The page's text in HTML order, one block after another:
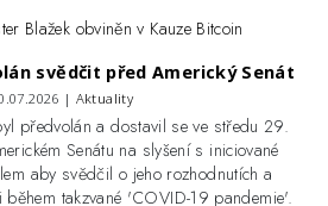
Blažek obviněn v Kauze Bitcoin
svědčit před Americký Senát
| Aktuality
předvolán a dostavil se ve středu 29.
Senátu na slyšení s iniciované
aby svědčil o jeho rozhodnutích a
takzvané 'COVID-19 pandemie'.